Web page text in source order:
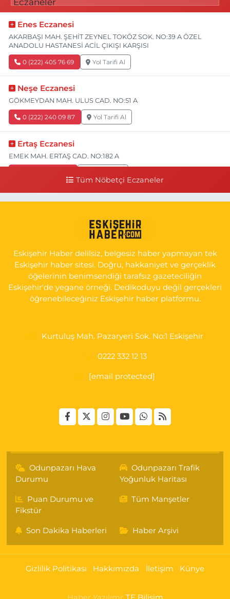
Enes Eczanesi
AKARBAŞI MAH. ŞEHİT ZEYNEL TOKÖZ SOK. NO:39 A ÖZEL
ANADOLU HASTANESİ ACİL ÇIKIŞI KARŞISI
0 (222) 405 76 69 Yol Tarifi Al
Neşe Eczanesi
GÖKMEYDAN MAH. ULUS CAD. NO:51 A
0 (222) 240 09 87 Yol Tarifi Al
Ertaş Eczanesi
EMEK MAH. ERTAŞ CAD. NO:182 A
YAN SOKAĞI POLİKLİNİK KAPISI TAM KARŞISI I
Yol Tarifi Al
Tüm Nöbetçi Eczaneler
Eskişehir Haber delilsiz, belgesiz haber yapmayan tek
Eskişehir haber sitesi. Doğru, hakkaniyet ve gerçeklik
öğelerinin benimsendiği tarafsız gazeteciliğin
Eskişehir'de yegane örneği. Dedikoduyu değil gerçekleri
öğrenebileceğiniz Eskişehir haber platformu.
Kurtuluş Mah. Pazaryeri Sok. No:1 Eskişehir
0222 332 12 13
[email protected]
Odunpazarı Hava
Durumu
Odunpazarı Trafik
Yoğunluk Haritası
Puan Durumu ve
Fikstür
Tüm Manşetler
Son Dakika Haberleri Haber Arşivi
Gizlilik Politikası Hakkımızda İletişim Künye